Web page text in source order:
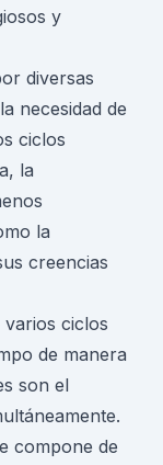
y
diversas
necesidad de
ciclos
la
la
creencias
ciclos
de manera
son el
compone de